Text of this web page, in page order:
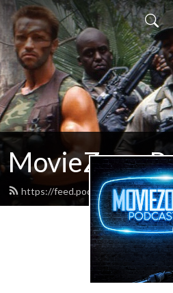
MovieZone
https://feed.podbean.com/